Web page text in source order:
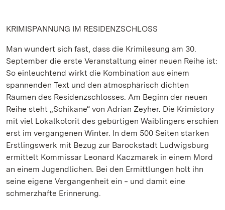
KRIMISPANNUNG IM RESIDENZSCHLOSS
Man wundert sich fast, dass die Krimilesung am 30.
September die erste Veranstaltung einer neuen Reihe ist:
So einleuchtend wirkt die Kombination aus einem
spannenden Text und den atmosphärisch dichten
Räumen des Residenzschlosses. Am Beginn der neuen
Reihe steht „Schikane“ von Adrian Zeyher. Die Krimistory
mit viel Lokalkolorit des gebürtigen Waiblingers erschien
erst im vergangenen Winter. In dem 500 Seiten starken
Erstlingswerk mit Bezug zur Barockstadt Ludwigsburg
ermittelt Kommissar Leonard Kaczmarek in einem Mord
an einem Jugendlichen. Bei den Ermittlungen holt ihn
seine eigene Vergangenheit ein ‒ und damit eine
schmerzhafte Erinnerung.